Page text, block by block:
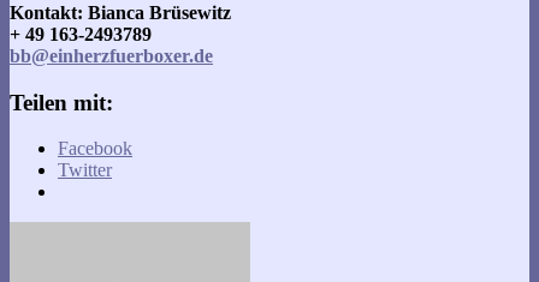
Kontakt: Bianca Brüsewitz
+ 49 163-2493789
bb@einherzfuerboxer.de
Teilen mit:
Facebook
Twitter